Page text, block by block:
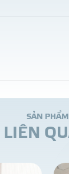
SẢN PHẨM
LIÊN QU